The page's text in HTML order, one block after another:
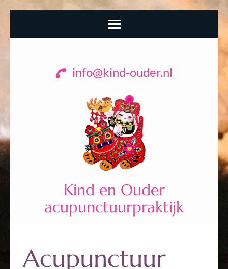
info@kind-ouder.nl
Kind en Ouder
acupunctuurpraktijk
Acupunctuur